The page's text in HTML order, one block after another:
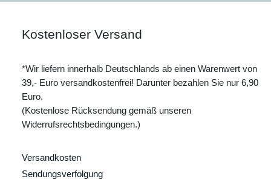
Kostenloser Versand
*Wir liefern innerhalb Deutschlands ab einen Warenwert von
39,- Euro versandkostenfrei! Darunter bezahlen Sie nur 6,90
Euro.
(Kostenlose Rücksendung gemäß unseren
Widerrufsrechtsbedingungen.)
Versandkosten
Sendungsverfolgung